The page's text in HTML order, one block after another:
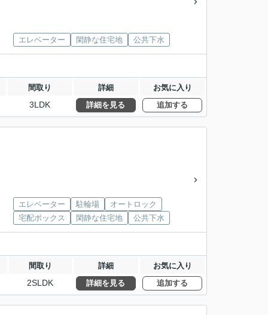
エレベーター 閑静な住宅地 公共下水
間取り 詳細 お気に入り
3LDK 詳細を見る 追加する
エレベーター 駐輪場
オートロック
宅配ボックス
閑静な住宅地 公共下水
間取り 詳細 お気に入り
2SLDK 詳細を見る 追加する